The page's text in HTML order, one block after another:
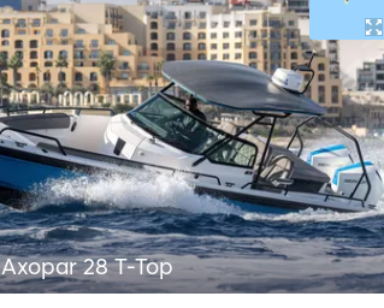
Axopar 28 T-Top